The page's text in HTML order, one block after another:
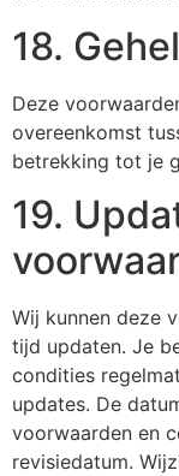
18.
Deze
overeenkomst
betrekking tot je
19.
Wij kunnen deze
tijd updaten. Je
condities
updates. De
voorwaarden en
revisiedatum.